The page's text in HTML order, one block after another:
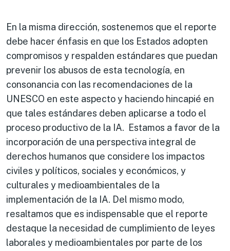
En la misma dirección, sostenemos que el reporte
debe hacer énfasis en que los Estados adopten
compromisos y respalden estándares que puedan
prevenir los abusos de esta tecnología, en
consonancia con las recomendaciones de la
UNESCO en este aspecto y haciendo hincapié en
que tales estándares deben aplicarse a todo el
proceso productivo de la IA. Estamos a favor de la
incorporación de una perspectiva integral de
derechos humanos que considere los impactos
civiles y políticos, sociales y económicos, y
culturales y medioambientales de la
implementación de la IA. Del mismo modo,
resaltamos que es indispensable que el reporte
destaque la necesidad de cumplimiento de leyes
laborales y medioambientales por parte de los